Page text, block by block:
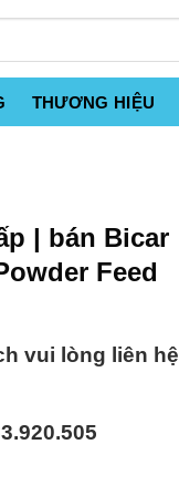
THƯƠNG HIỆU
| bán Bicar
Feed
vui lòng liên hệ